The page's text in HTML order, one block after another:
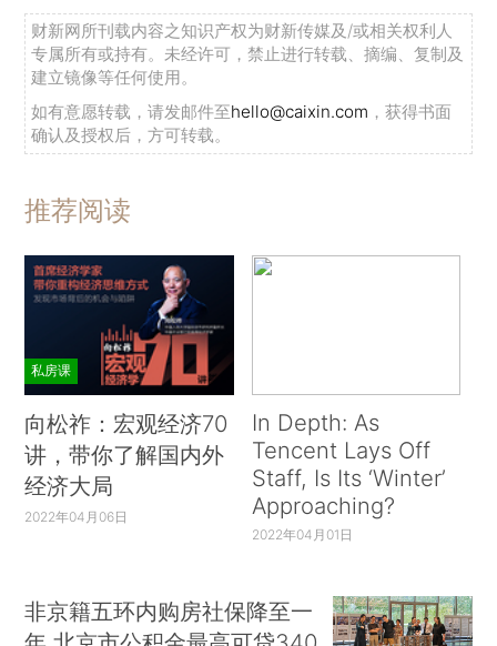
财新网所刊载内容之知识产权为财新传媒及/或相关权利人
专属所有或持有。未经许可，禁止进行转载、摘编、复制及
建立镜像等任何使用。
如有意愿转载，请发邮件至hello@caixin.com ，获得书面
确认及授权后，方可转载。
推荐阅读
私房课
向松祚：宏观经济70
讲，带你了解国内外
经济大局
2022年04月06日
In Depth: As
Tencent Lays Off
Staff, Is Its ‘Winter’
Approaching?
2022年04月01日
非京籍五环内购房社保降至一